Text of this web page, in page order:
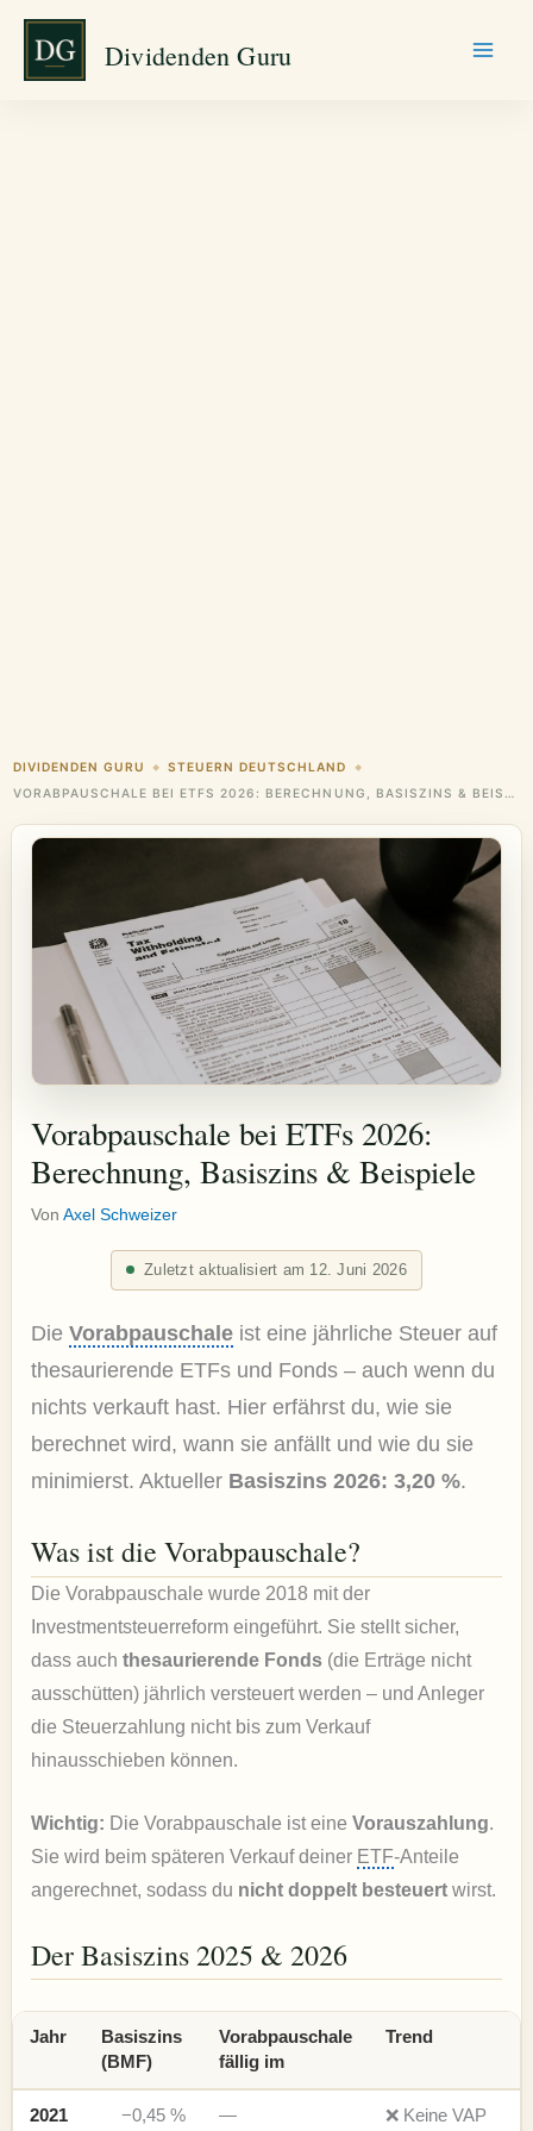
Zum
springen
Dividenden Guru
DIVIDENDEN GURU ◆ STEUERN DEUTSCHLAND ◆
VORABPAUSCHALE BEI ETFS 2026: BERECHNUNG, BASISZINS & BEISPIELE
Vorabpauschale bei ETFs 2026:
Berechnung, Basiszins & Beispiele
Von Axel Schweizer
Zuletzt aktualisiert am 12. Juni 2026
Die Vorabpauschaleist eine jährliche Steuer auf
thesaurierende ETFs und Fonds – auch wenn du
nichts verkauft hast. Hier erfährst du, wie sie
berechnet wird, wann sie anfällt und wie du sie
minimierst. Aktueller Basiszins 2026: 3,20 %.
Was ist die Vorabpauschale?
Die Vorabpauschale wurde 2018 mit der
Investmentsteuerreform eingeführt. Sie stellt sicher,
dass auch thesaurierende Fonds(die Erträge nicht
ausschütten) jährlich versteuert werden – und Anleger
die Steuerzahlung nicht bis zum Verkauf
hinausschieben können.
Wichtig: Die Vorabpauschale ist eine Vorauszahlung.
Sie wird beim späteren Verkauf deiner ETF-Anteile
angerechnet, sodass du nicht doppelt besteuertwirst.
Der Basiszins 2025 & 2026
Jahr
Basiszins
(BMF)
Vorabpauschale
fällig im
Trend
2021 −0,45 % — ❌ Keine VAP